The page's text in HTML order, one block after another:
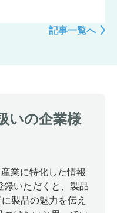
記事一覧へ
いの企業様
業に特化した情報
録いただくと、製品
製品の魅力を伝え